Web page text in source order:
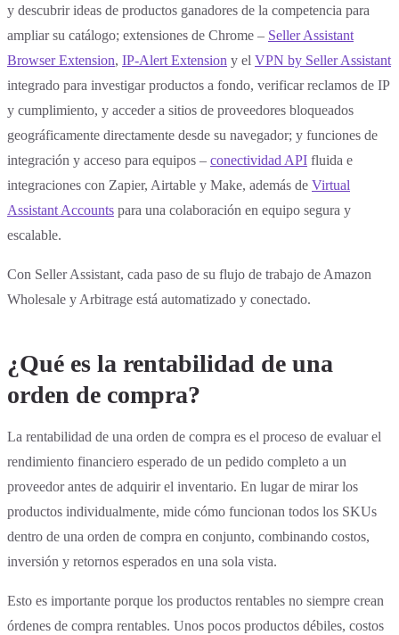
y descubrir ideas de productos ganadores de la competencia para
ampliar su catálogo; extensiones de Chrome – Seller Assistant
Browser Extension, IP-Alert Extension y el VPN by Seller Assistant
integrado para investigar productos a fondo, verificar reclamos de IP
y cumplimiento, y acceder a sitios de proveedores bloqueados
geográficamente directamente desde su navegador; y funciones de
integración y acceso para equipos – conectividad API fluida e
integraciones con Zapier, Airtable y Make, además de Virtual
Assistant Accounts para una colaboración en equipo segura y
escalable.
Con Seller Assistant, cada paso de su flujo de trabajo de Amazon
Wholesale y Arbitrage está automatizado y conectado.
¿Qué es la rentabilidad de una
orden de compra?
La rentabilidad de una orden de compra es el proceso de evaluar el
rendimiento financiero esperado de un pedido completo a un
proveedor antes de adquirir el inventario. En lugar de mirar los
productos individualmente, mide cómo funcionan todos los SKUs
dentro de una orden de compra en conjunto, combinando costos,
inversión y retornos esperados en una sola vista.
Esto es importante porque los productos rentables no siempre crean
órdenes de compra rentables. Unos pocos productos débiles, costos